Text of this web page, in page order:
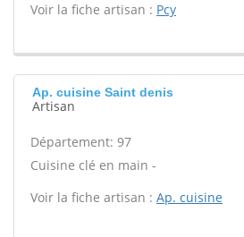
Voir la fiche artisan : Pcy
Ap. cuisine Saint denis
Artisan
Département: 97
Cuisine clé en main -
Voir la fiche artisan : Ap. cuisine